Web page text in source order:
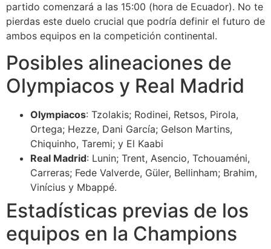
partido comenzará a las 15:00 (hora de Ecuador). No te
pierdas este duelo crucial que podría definir el futuro de
ambos equipos en la competición continental.
Posibles alineaciones de
Olympiacos y Real Madrid
Olympiacos: Tzolakis; Rodinei, Retsos, Pirola,
Ortega; Hezze, Dani García; Gelson Martins,
Chiquinho, Taremi; y El Kaabi
Real Madrid: Lunin; Trent, Asencio, Tchouaméni,
Carreras; Fede Valverde, Güler, Bellinham; Brahim,
Vinícius y Mbappé.
Estadísticas previas de los
equipos en la Champions